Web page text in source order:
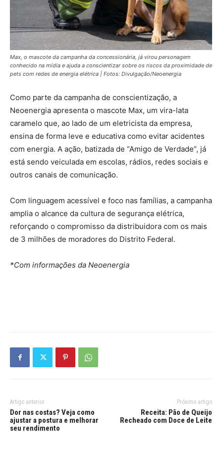
Max, o mascote da campanha da concessionária, já virou personagem
conhecido na mídia e ajuda a conscientizar sobre os riscos da proximidade de
pets com redes de energia elétrica | Fotos: Divulgação/Neoenergia
Como parte da campanha de conscientização, a
Neoenergia apresenta o mascote Max, um vira-lata
caramelo que, ao lado de um eletricista da empresa,
ensina de forma leve e educativa como evitar acidentes
com energia. A ação, batizada de “Amigo de Verdade”, já
está sendo veiculada em escolas, rádios, redes sociais e
outros canais de comunicação.
Com linguagem acessível e foco nas famílias, a campanha
amplia o alcance da cultura de segurança elétrica,
reforçando o compromisso da distribuidora com os mais
de 3 milhões de moradores do Distrito Federal.
*Com informações da Neoenergia
Artigo anterior
Dor nas costas? Veja como
ajustar a postura e melhorar
seu rendimento
Próximo artigo
Receita: Pão de Queijo
Recheado com Doce de Leite